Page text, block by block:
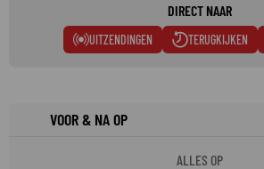
DIRECT NAAR
UITZENDINGEN TERUGKIJKEN
VOOR & NA OP
ALLES OP